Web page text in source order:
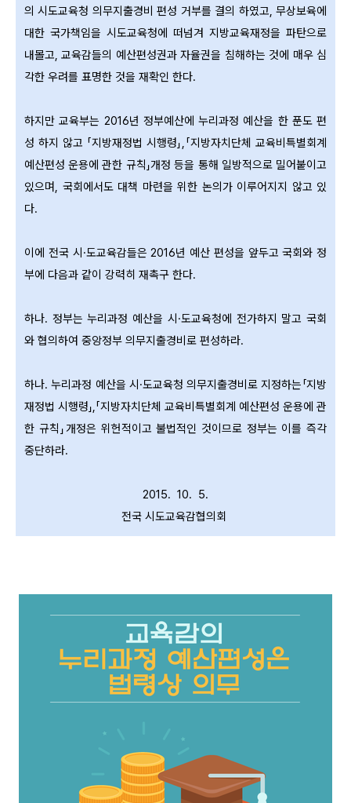
의 시도교육청 의무지출경비 편성 거부를 결의 하였고, 무상보육에
대한 국가책임을 시도교육청에 떠넘겨 지방교육재정을 파탄으로
내몰고, 교육감들의 예산편성권과 자율권을 침해하는 것에 매우 심
각한 우려를 표명한 것을 재확인 한다.
하지만 교육부는 2016년 정부예산에 누리과정 예산을 한 푼도 편
성 하지 않고 「지방재정법 시행령」,「지방자치단체 교육비특별회계
예산편성 운용에 관한 규칙」개정 등을 통해 일방적으로 밀어붙이고
있으며, 국회에서도 대책 마련을 위한 논의가 이루어지지 않고 있
다.
이에 전국 시·도교육감들은 2016년 예산 편성을 앞두고 국회와 정
부에 다음과 같이 강력히 재촉구 한다.
하나. 정부는 누리과정 예산을 시·도교육청에 전가하지 말고 국회
와 협의하여 중앙정부 의무지출경비로 편성하라.
하나. 누리과정 예산을 시·도교육청 의무지출경비로 지정하는「지방
재정법 시행령」,「지방자치단체 교육비특별회계 예산편성 운용에 관
한 규칙」개정은 위헌적이고 불법적인 것이므로 정부는 이를 즉각
중단하라.
2015. 10. 5.
전국 시도교육감협의회